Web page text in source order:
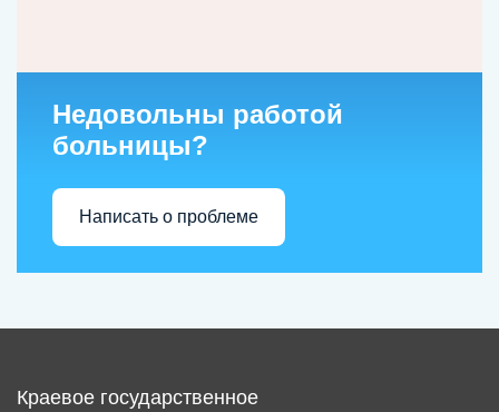
Недовольны работой
больницы?
Написать о проблеме
Краевое государственное